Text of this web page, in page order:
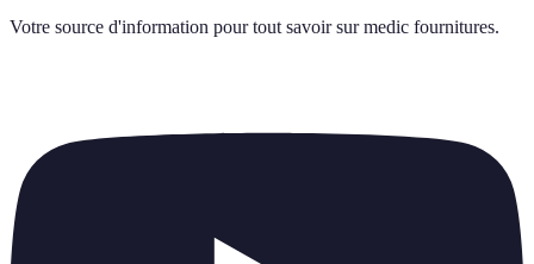
Votre source d'information pour tout savoir sur medic fournitures.